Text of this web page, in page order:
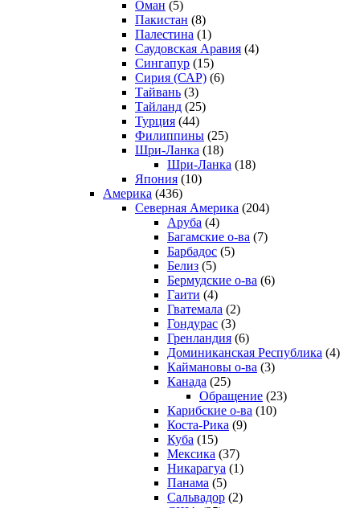
Оман (5)
Пакистан (8)
Палестина (1)
Саудовская Аравия (4)
Сингапур (15)
Сирия (САР) (6)
Тайвань (3)
Тайланд (25)
Турция (44)
Филиппины (25)
Шри-Ланка (18)
Шри-Ланка (18)
Япония (10)
Америка (436)
Северная Америка (204)
Аруба (4)
Багамские о-ва (7)
Барбадос (5)
Белиз (5)
Бермудские о-ва (6)
Гаити (4)
Гватемала (2)
Гондурас (3)
Гренландия (6)
Доминиканская Республика (4)
Каймановы о-ва (3)
Канада (25)
Обращение (23)
Карибские о-ва (10)
Коста-Рика (9)
Куба (15)
Мексика (37)
Никарагуа (1)
Панама (5)
Сальвадор (2)